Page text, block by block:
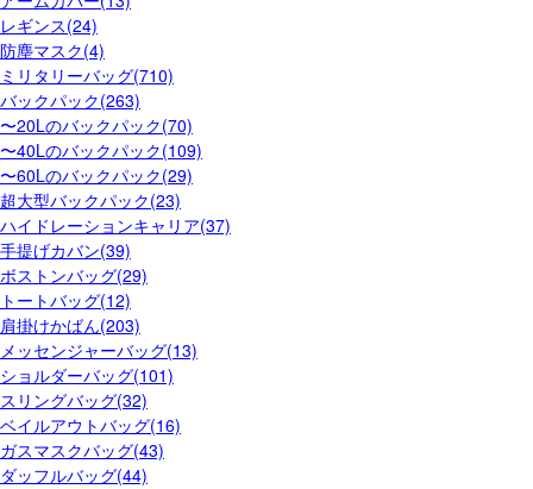
レギンス(24)
防塵マスク(4)
ミリタリーバッグ(710)
バックパック(263)
〜20Lのバックパック(70)
〜40Lのバックパック(109)
〜60Lのバックパック(29)
超大型バックパック(23)
ハイドレーションキャリア(37)
手提げカバン(39)
ボストンバッグ(29)
トートバッグ(12)
肩掛けかばん(203)
メッセンジャーバッグ(13)
ショルダーバッグ(101)
スリングバッグ(32)
ベイルアウトバッグ(16)
ガスマスクバッグ(43)
ダッフルバッグ(44)